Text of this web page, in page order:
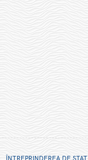
ÎNTREPRINDEREA DE STAT